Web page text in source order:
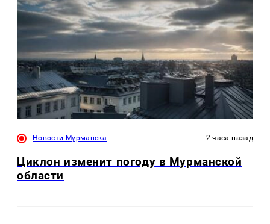
Новости Мурманска 2 часа назад
Циклон изменит погоду в Мурманской
области